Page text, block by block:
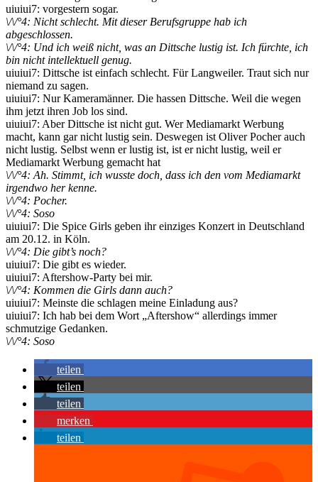
uiuiui7: vorgestern sogar.
\/\/°4: Nicht schlecht. Mit dieser Berufsgruppe hab ich
abgeschlossen.
\/\/°4: Und ich weiß nicht, was an Dittsche lustig ist. Ich fürchte, ich
bin nicht intellektuell genug.
uiuiui7: Dittsche ist einfach schlecht. Für Langweiler. Traut sich nur
niemand zu sagen.
uiuiui7: Nur Kameramänner. Die hassen Dittsche. Weil die wegen
ihm jetzt ihren Job los sind.
uiuiui7: Aber Dittsche ist nicht gut. Wer Mediamarkt Werbung
macht, kann gar nicht lustig sein. Deswegen ist Oliver Pocher auch
nicht lustig. Selbst wenn er lustig ist, ist er nicht lustig, weil er
Mediamarkt Werbung gemacht hat
\/\/°4: Ah. Stimmt, ich wusste doch, dass ich den vom Mediamarkt
irgendwo her kenne.
\/\/°4: Pocher.
\/\/°4: Soso
uiuiui7: Die Spice Girls geben ihr einziges Konzert in Deutschland
am 20.12. in Köln.
\/\/°4: Die gibt’s noch?
uiuiui7: Die gibt es wieder.
uiuiui7: Aftershow-Party bei mir.
\/\/°4: Kommen die Girls dann auch?
uiuiui7: Meinste die schlagen meine Einladung aus?
uiuiui7: Ich hab bei dem Wort „Aftershow“ allerdings immer
schmutzige Gedanken.
\/\/°4: Soso
teilen
teilen
teilen
merken
teilen